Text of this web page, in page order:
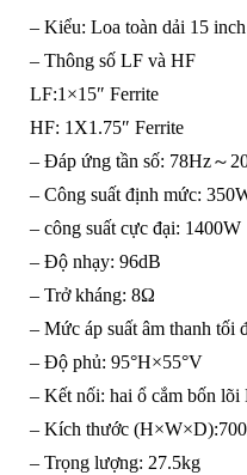
– Kiểu: Loa toàn dải 15 inch
– Thông số LF và HF
LF:1×15″ Ferrite
HF: 1X1.75″ Ferrite
– Đáp ứng tần số: 78Hz～
– Công suất định mức:
– công suất cực đại: 1400W
– Độ nhạy: 96dB
– Trở kháng: 8Ω
– Mức áp suất âm thanh tối
– Độ phủ: 95°H×55°V
– Kết nối: hai ổ cắm bốn
– Kích thước
– Trọng lượng: 27.5kg